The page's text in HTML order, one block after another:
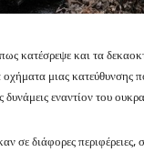
κατέσρεψε και τα
μιας κατεύθυνσης
δυνάμεις εναντίον του
σε διάφορες περιφέρειες,